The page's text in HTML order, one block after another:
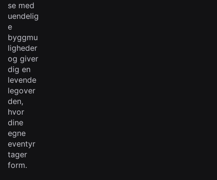
se med
uendelig
e
byggmu
ligheder
og giver
dig en
levende
legover
den,
hvor
dine
egne
eventyr
tager
form.